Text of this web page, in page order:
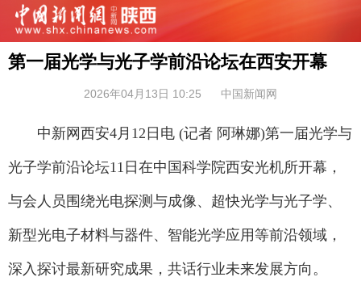
第一届光学与光子学前沿论坛在西安开幕
2026年04月13日 10:25 中国新闻网
中新网西安4月12日电 (记者 阿琳娜)第一届光学与
光子学前沿论坛11日在中国科学院西安光机所开幕，
与会人员围绕光电探测与成像、超快光学与光子学、
新型光电子材料与器件、智能光学应用等前沿领域，
深入探讨最新研究成果，共话行业未来发展方向。